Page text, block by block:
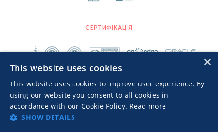
Advertisers TOS
СЕРТИФІКАЦІЯ
×
This website uses cookies
This website uses cookies to improve user experience. By
using our website you consent to all cookies in
accordance with our Cookie Policy. Read more
SHOW DETAILS